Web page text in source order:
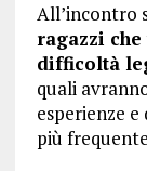
All’incontro
ragazzi
difficoltà
quali
esperienze
più